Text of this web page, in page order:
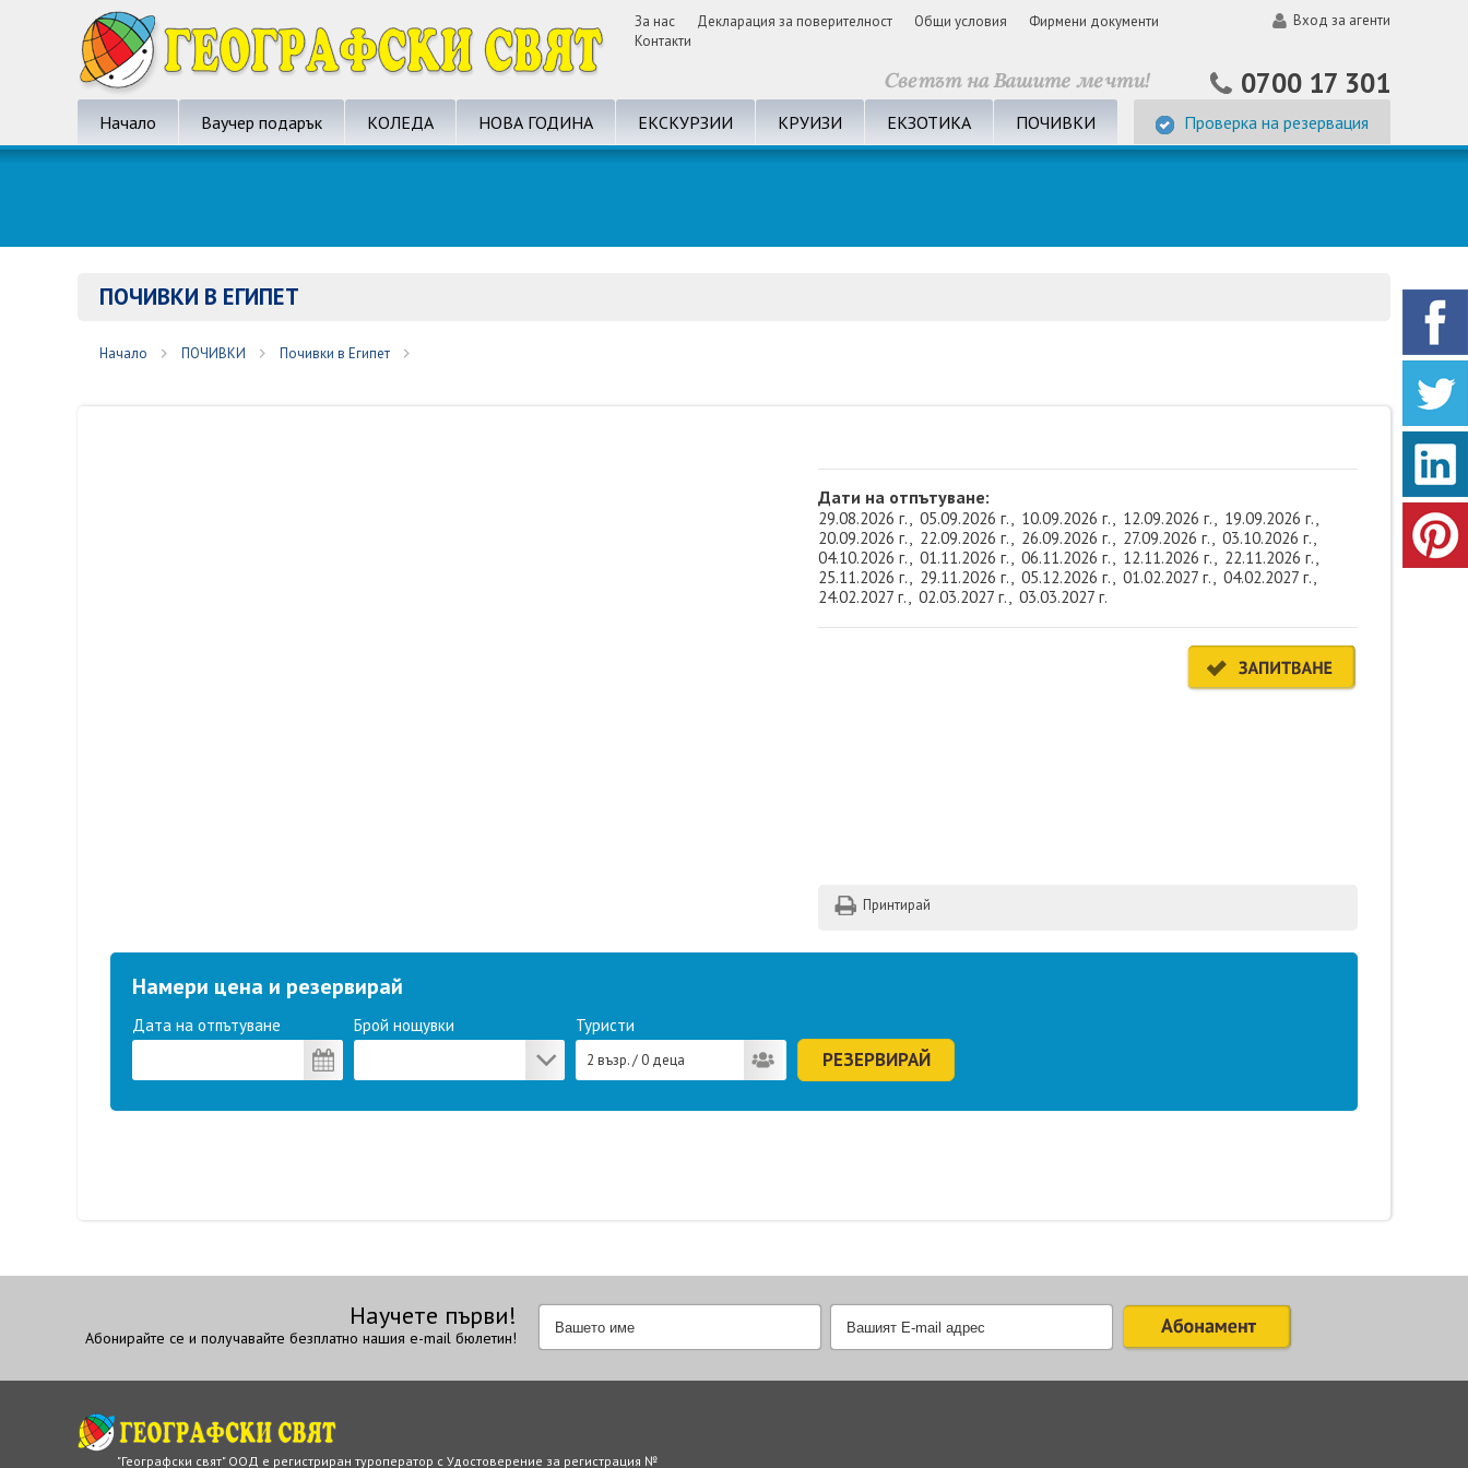
За нас Декларация за поверителност Общи условия
Фирмени документи
Контакти
Вход за агенти
0700 17 301
Начало Ваучер подарък КОЛЕДА НОВА ГОДИНА ЕКСКУРЗИИ КРУИЗИ ЕКЗОТИКА ПОЧИВКИ Проверка на резервация
ПОЧИВКИ В ЕГИПЕТ
Начало ПОЧИВКИ Почивки в Египет
Дати на отпътуване:
29.08.2026 г., 05.09.2026 г., 10.09.2026 г., 12.09.2026 г., 19.09.2026 г.,
20.09.2026 г., 22.09.2026 г., 26.09.2026 г., 27.09.2026 г., 03.10.2026 г.,
04.10.2026 г., 01.11.2026 г., 06.11.2026 г., 12.11.2026 г., 22.11.2026 г.,
25.11.2026 г., 29.11.2026 г., 05.12.2026 г., 01.02.2027 г., 04.02.2027 г.,
24.02.2027 г., 02.03.2027 г., 03.03.2027 г.
Принтирай
Намери цена и резервирай
Дата на отпътуване Брой нощувки Туристи
2 възр. / 0 деца
Научете първи!
Абонирайте се и получавайте безплатно нашия e-mail бюлетин!
"Географски свят" ООД е регистриран туроператор с Удостоверение за регистрация №